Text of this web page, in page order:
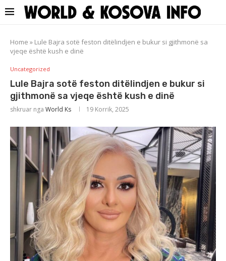
Home » Lule Bajra sotë feston ditëlindjen e bukur si gjithmonë sa
vjeqe është kush e dinë
Uncategorized
Lule Bajra sotë feston ditëlindjen e bukur si
gjithmonë sa vjeqe është kush e dinë
shkruar nga World Ks 19 Korrik, 2025